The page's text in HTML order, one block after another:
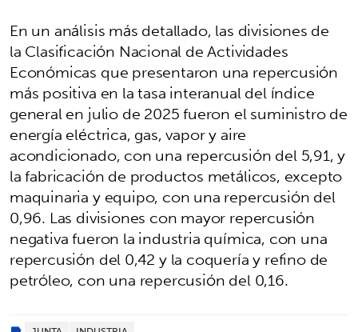
En un análisis más detallado, las divisiones de
la Clasificación Nacional de Actividades
Económicas que presentaron una repercusión
más positiva en la tasa interanual del índice
general en julio de 2025 fueron el suministro de
energía eléctrica, gas, vapor y aire
acondicionado, con una repercusión del 5,91, y
la fabricación de productos metálicos, excepto
maquinaria y equipo, con una repercusión del
0,96. Las divisiones con mayor repercusión
negativa fueron la industria química, con una
repercusión del 0,42 y la coquería y refino de
petróleo, con una repercusión del 0,16.